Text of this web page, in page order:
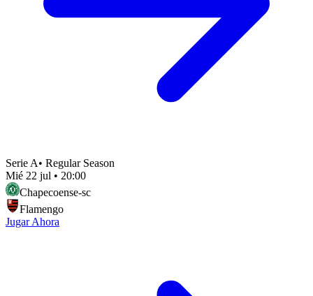
Serie A• Regular Season
Mié 22 jul • 20:00
Chapecoense-sc
Flamengo
Jugar Ahora